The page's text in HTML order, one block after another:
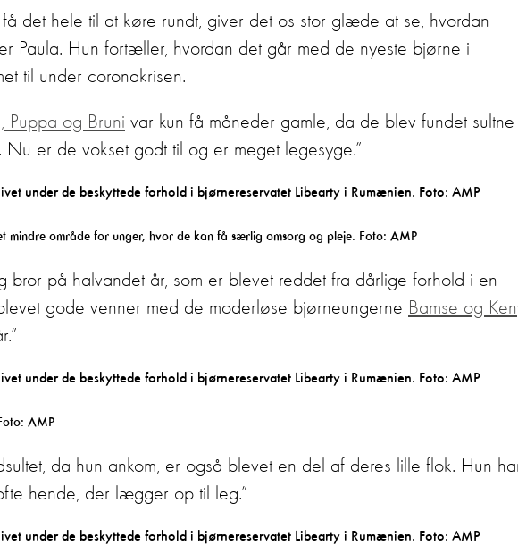
det hele til at køre rundt, giver det os stor glæde at se, hvordan
Paula. Hun fortæller, hvordan det går med de nyeste bjørne i
til under coronakrisen.
Puppa og Bruni var kun få måneder gamle, da de blev fundet
Nu er de vokset godt til og er meget legesyge.”
mindre område for unger, hvor de kan få særlig omsorg og pleje. Foto: AMP
bror på halvandet år, som er blevet reddet fra dårlige forhold i en
gode venner med de moderløse bjørneungerne Bamse og
AMP
da hun ankom, er også blevet en del af deres lille flok. Hun
hende, der lægger op til leg.”